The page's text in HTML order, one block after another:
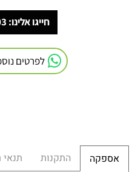
חייגו אלינו: 054-9041103
לפרטים
אספקה התקנות